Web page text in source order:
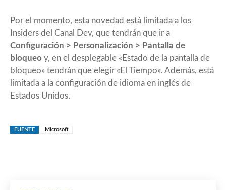
Por el momento, esta novedad está limitada a los
Insiders del Canal Dev, que tendrán que ir a
Configuración > Personalización > Pantalla de
bloqueo y, en el desplegable «Estado de la pantalla de
bloqueo» tendrán que elegir «El Tiempo». Además, está
limitada a la configuración de idioma en inglés de
Estados Unidos.
FUENTE Microsoft